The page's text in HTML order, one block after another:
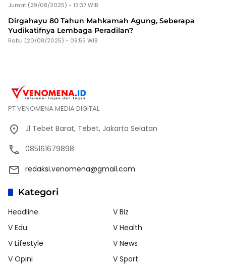
Jumat (29/08/2025) - 13:37 WIB
Dirgahayu 80 Tahun Mahkamah Agung, Seberapa
Yudikatifnya Lembaga Peradilan?
Rabu (20/08/2025) - 09:55 WIB
PT VENOMENA MEDIA DIGITAL
Jl Tebet Barat, Tebet, Jakarta Selatan
085161679898
redaksi.venomena@gmail.com
Kategori
Headline
V Biz
V Edu
V Health
V Lifestyle
V News
V Opini
V Sport